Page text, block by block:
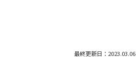
最終更新日：2023.03.06